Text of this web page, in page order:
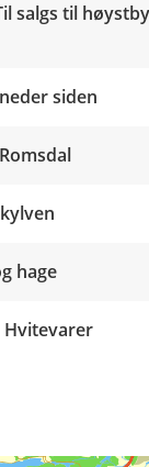
salgs til
siden
hage
Hvitevarer